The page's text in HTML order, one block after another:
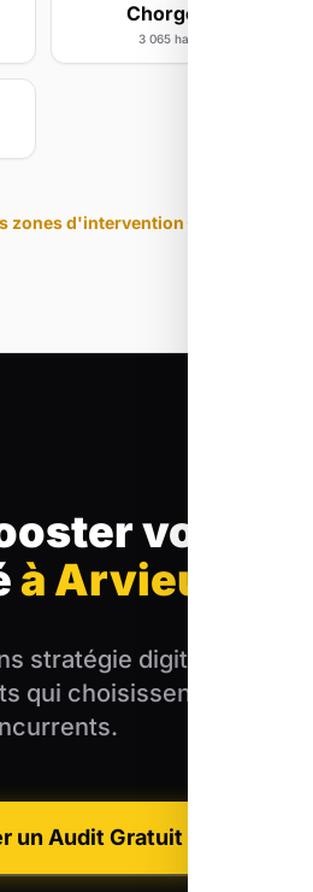
Chorges
3 065 hab
zones d'intervention
votre
à Arvieux
stratégie digitale, ce
qui choisissent vos
un Audit Gratuit